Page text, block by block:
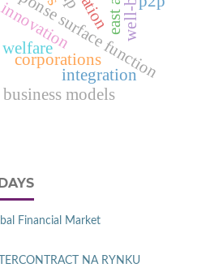
response surface function
integration
corporations
innovation
business models
welfare
Financial Market
NA RYNKU